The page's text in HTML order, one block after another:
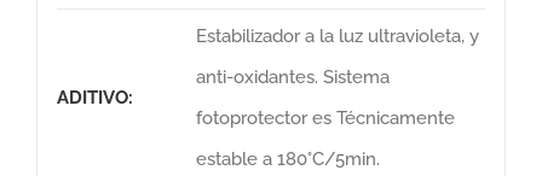
ADITIVO:
Estabilizador a la luz ultravioleta, y
anti-oxidantes. Sistema
fotoprotector es Técnicamente
estable a 180°C/5min.